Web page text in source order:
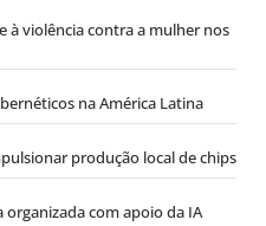
à violência contra a mulher nos
na América Latina
produção local de chips
com apoio da IA